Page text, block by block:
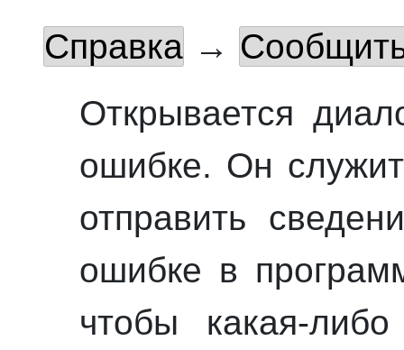
Справка →
Открывается
ошибке. Он
отправить
ошибке в
чтобы какая-